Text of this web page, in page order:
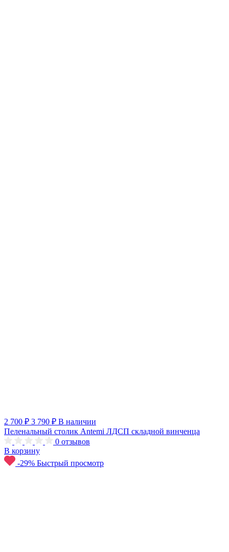
2 700 ₽ 3 790 ₽ В наличии
Пеленальный столик Antemi ЛДСП складной винченца
0 отзывов
В корзину
-29% Быстрый просмотр